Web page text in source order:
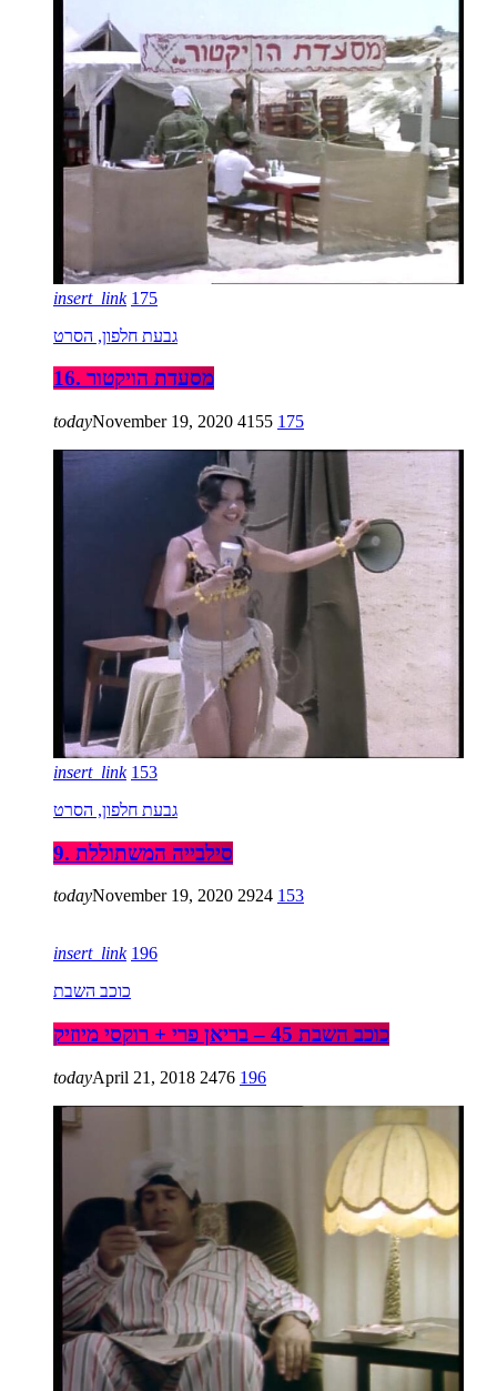
insert_link 175
גבעת חלפון, הסרט
16. מסעדת הויקטור
todayNovember 19, 2020 4155 175
insert_link 153
גבעת חלפון, הסרט
9. סילבייה המשתוללת
todayNovember 19, 2020 2924 153
insert_link 196
כוכב השבת
כוכב השבת 45 – בריאן פרי + רוקסי מיוזיק
todayApril 21, 2018 2476 196